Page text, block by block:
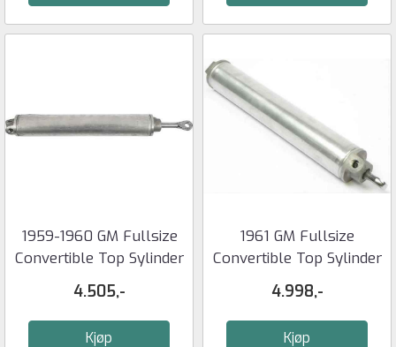
1959-1960 GM Fullsize
Convertible Top Sylinder
- ...
4.505,-
Kjøp
1961 GM Fullsize
Convertible Top Sylinder
OER
4.998,-
Kjøp